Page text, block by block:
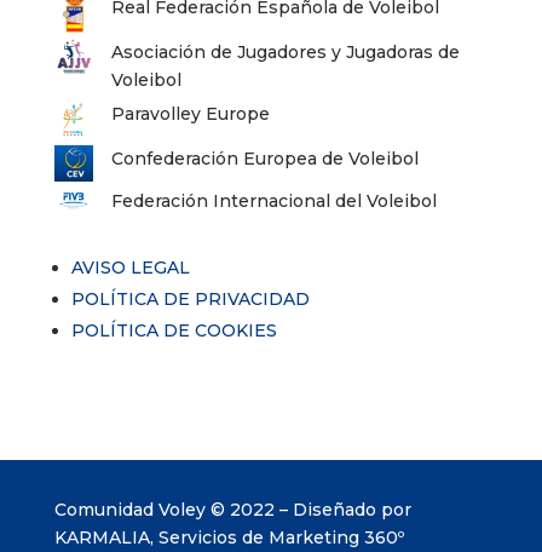
Real Federación Española de Voleibol
Asociación de Jugadores y Jugadoras de
Voleibol
Paravolley Europe
Confederación Europea de Voleibol
Federación Internacional del Voleibol
AVISO LEGAL
POLÍTICA DE PRIVACIDAD
POLÍTICA DE COOKIES
Comunidad Voley © 2022 – Diseñado por
KARMALIA, Servicios de Marketing 360º